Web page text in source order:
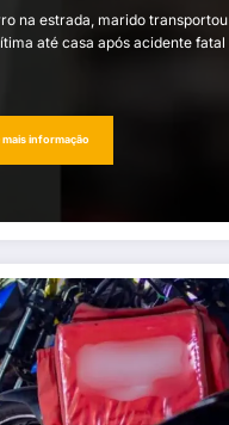
na estrada, marido transportou
até casa após acidente fatal
informação